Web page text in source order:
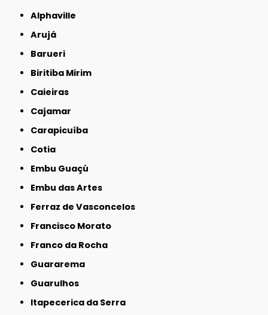
Alphaville
Arujá
Barueri
Biritiba Mirim
Caieiras
Cajamar
Carapicuíba
Cotia
Embu Guaçú
Embu das Artes
Ferraz de Vasconcelos
Francisco Morato
Franco da Rocha
Guararema
Guarulhos
Itapecerica da Serra